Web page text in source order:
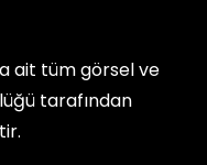
ait tüm görsel ve
tarafından